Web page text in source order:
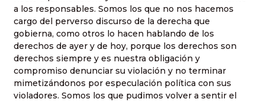
a los responsables. Somos los que no nos hacemos
cargo del perverso discurso de la derecha que
gobierna, como otros lo hacen hablando de los
derechos de ayer y de hoy, porque los derechos son
derechos siempre y es nuestra obligación y
compromiso denunciar su violación y no terminar
mimetizándonos por especulación política con sus
violadores. Somos los que pudimos volver a sentir el